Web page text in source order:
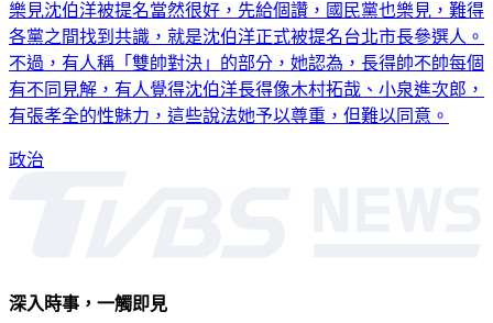
樂見沈伯洋被提名當然很好，先給個讚，國民黨也樂見，難得
各黨之間找到共識，就是沈伯洋正式被提名台北市長參選人。
不過，有人稱「雙帥對決」的部分，她認為，長得帥不帥每個
有不同見解，有人覺得沈伯洋長得像木村拓哉、小泉進次郎，
有張孝全的性魅力，這些說法她予以尊重，但難以同意。
政治
深入時事，一觸即見